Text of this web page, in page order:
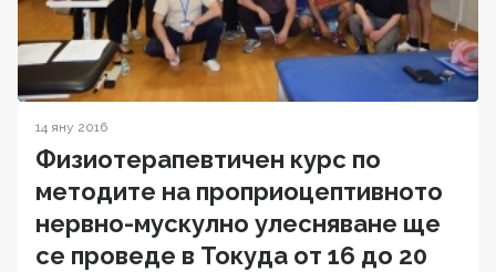
14 яну 2016
Физиотерапевтичен курс по
методите на проприоцептивното
нервно-мускулно улесняване ще
се проведе в Токуда от 16 до 20